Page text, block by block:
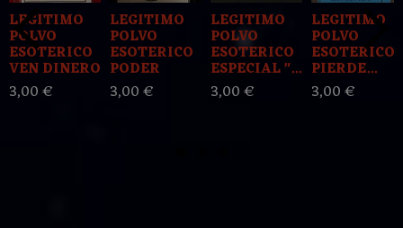
LEGITIMO
POLVO
ESOTERICO
VEN DINERO
3,00 €
LEGITIMO
POLVO
ESOTERICO
PODER
3,00 €
LEGITIMO
POLVO
ESOTERICO
ESPECIAL "...
3,00 €
LEGITIMO
POLVO
ESOTERICO
PIERDE...
3,00 €